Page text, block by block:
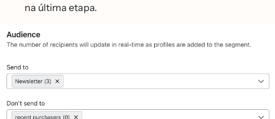
na última etapa.